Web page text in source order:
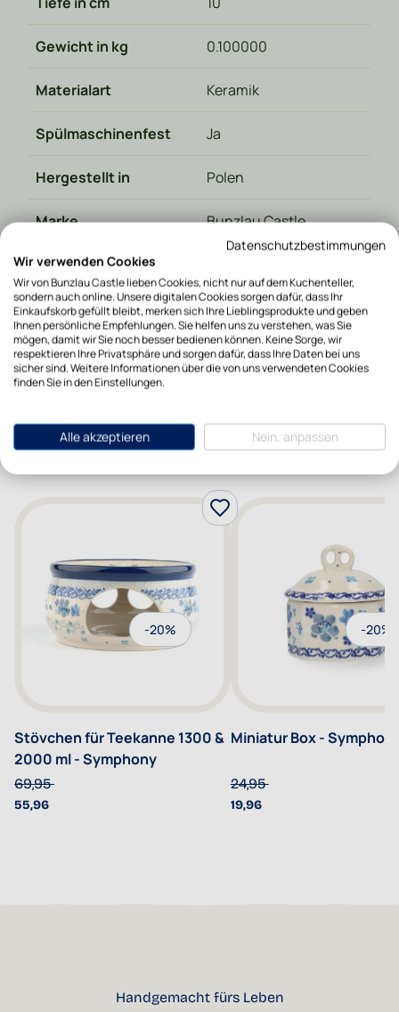
Gewicht in kg 0.100000
Materialart Keramik
Spülmaschinenfest Ja
Hergestellt in Polen
Marke Bunzlau Castle
EAN code
Recommended Retail
Price
11,95
Meer van deze collectie:
-20%
Stövchen für Teekanne 1300 &
2000 ml - Symphony
55,96
69,95
-20%
Miniatur Box -
19,96
24,95
Handgemacht fürs Leben
Datenschutzbestimmungen
Wir verwenden Cookies
Wir von Bunzlau Castle lieben Cookies, nicht nur auf dem Kuchenteller,
sondern auch online. Unsere digitalen Cookies sorgen dafür, dass Ihr
Einkaufskorb gefüllt bleibt, merken sich Ihre Lieblingsprodukte und geben
Ihnen persönliche Empfehlungen. Sie helfen uns zu verstehen, was Sie
mögen, damit wir Sie noch besser bedienen können. Keine Sorge, wir
respektieren Ihre Privatsphäre und sorgen dafür, dass Ihre Daten bei uns
sicher sind. Weitere Informationen über die von uns verwendeten Cookies
finden Sie in den Einstellungen.
Alle akzeptieren Nein, anpassen